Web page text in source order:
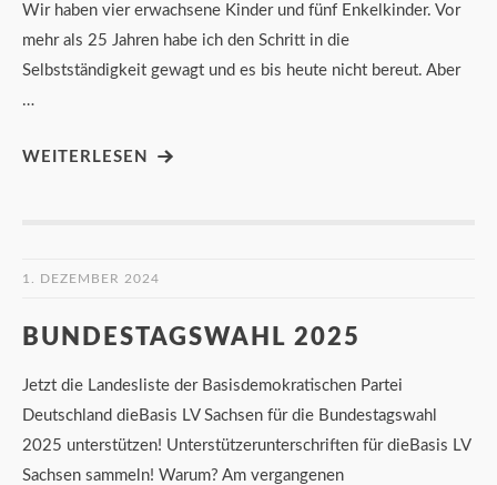
Wir haben vier erwachsene Kinder und fünf Enkelkinder. Vor
mehr als 25 Jahren habe ich den Schritt in die
Selbstständigkeit gewagt und es bis heute nicht bereut. Aber
…
WEITERLESEN
1. DEZEMBER 2024
BUNDESTAGSWAHL 2025
Jetzt die Landesliste der Basisdemokratischen Partei
Deutschland dieBasis LV Sachsen für die Bundestagswahl
2025 unterstützen! Unterstützerunterschriften für dieBasis LV
Sachsen sammeln! Warum? Am vergangenen